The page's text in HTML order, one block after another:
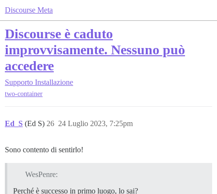
Discourse Meta
Discourse è caduto
improvvisamente. Nessuno può
accedere
Supporto Installazione
two-container
Ed_S (Ed S) 24 Luglio 2023, 7:25pm
26
Sono contento di sentirlo!
WesPenre:
Perché è successo in primo luogo, lo sai?